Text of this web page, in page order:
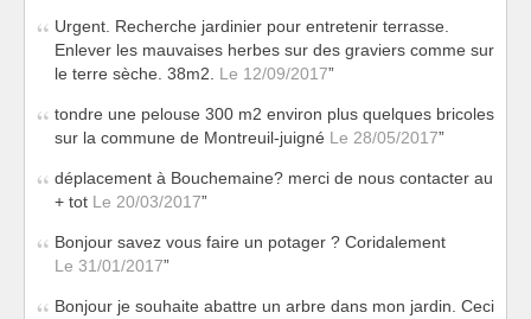
Urgent. Recherche jardinier pour entretenir terrasse.
Enlever les mauvaises herbes sur des graviers comme sur
le terre sèche. 38m2. Le 12/09/2017
tondre une pelouse 300 m2 environ plus quelques bricoles
sur la commune de Montreuil-juigné Le 28/05/2017
déplacement à Bouchemaine? merci de nous contacter au
+ tot Le 20/03/2017
Bonjour savez vous faire un potager ? Coridalement
Le 31/01/2017
Bonjour je souhaite abattre un arbre dans mon jardin. Ceci